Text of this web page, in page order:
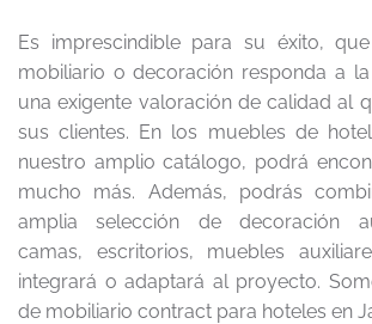
Es imprescindible para su éxito,
mobiliario o decoración responda a
una exigente valoración de calidad al
sus clientes. En los muebles de
nuestro amplio catálogo, podrá
mucho más. Además, podrás
amplia selección de decoración
camas, escritorios, muebles
integrará o adaptará al proyecto.
de mobiliario contract para hoteles en